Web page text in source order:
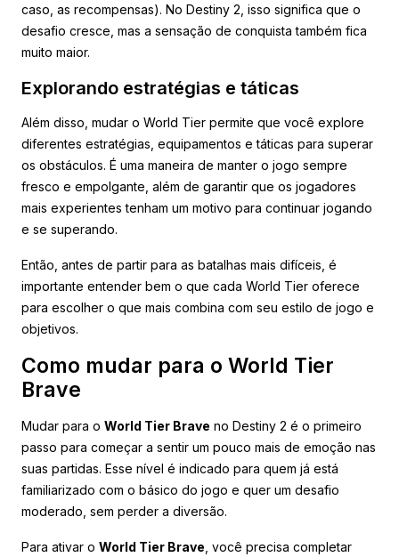
caso, as recompensas). No Destiny 2, isso significa que o
desafio cresce, mas a sensação de conquista também fica
muito maior.
Explorando estratégias e táticas
Além disso, mudar o World Tier permite que você explore
diferentes estratégias, equipamentos e táticas para superar
os obstáculos. É uma maneira de manter o jogo sempre
fresco e empolgante, além de garantir que os jogadores
mais experientes tenham um motivo para continuar jogando
e se superando.
Então, antes de partir para as batalhas mais difíceis, é
importante entender bem o que cada World Tier oferece
para escolher o que mais combina com seu estilo de jogo e
objetivos.
Como mudar para o World Tier
Brave
Mudar para o World Tier Brave no Destiny 2 é o primeiro
passo para começar a sentir um pouco mais de emoção nas
suas partidas. Esse nível é indicado para quem já está
familiarizado com o básico do jogo e quer um desafio
moderado, sem perder a diversão.
Para ativar o World Tier Brave , você precisa completar